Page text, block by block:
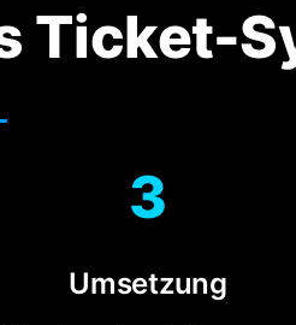
Ticket-
3
Umsetzung